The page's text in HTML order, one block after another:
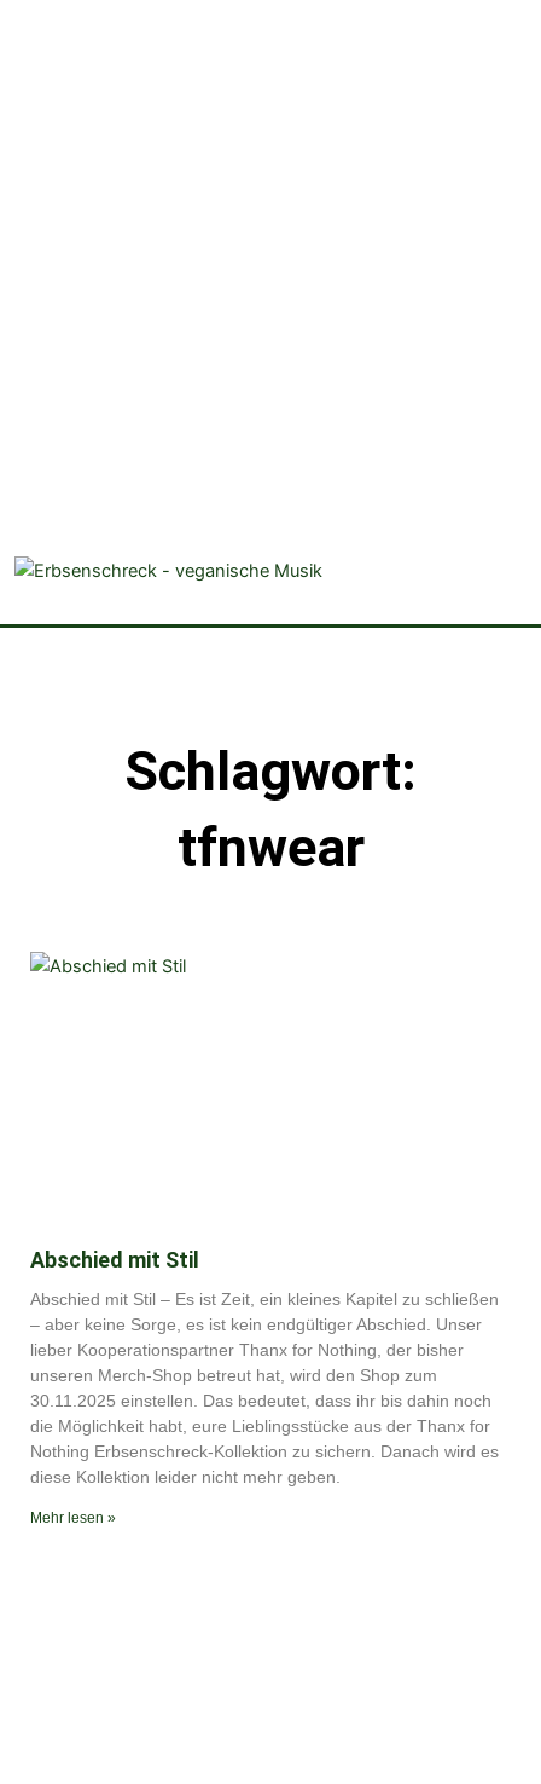
Schlagwort:
tfnwear
Abschied mit Stil
Abschied mit Stil – Es ist Zeit, ein kleines Kapitel zu schließen
– aber keine Sorge, es ist kein endgültiger Abschied. Unser
lieber Kooperationspartner Thanx for Nothing, der bisher
unseren Merch-Shop betreut hat, wird den Shop zum
30.11.2025 einstellen. Das bedeutet, dass ihr bis dahin noch
die Möglichkeit habt, eure Lieblingsstücke aus der Thanx for
Nothing Erbsenschreck-Kollektion zu sichern. Danach wird es
diese Kollektion leider nicht mehr geben.
Mehr lesen »